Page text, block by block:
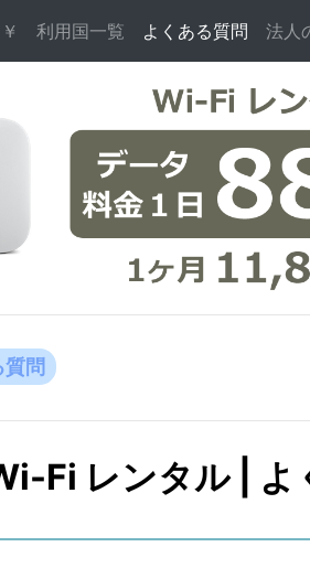
利用国一覧 よくある質問 法人
質問
Fi レンタル | よ